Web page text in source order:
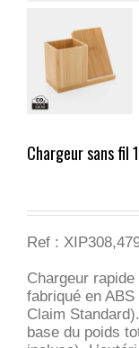
Chargeur sans fil
Ref :
Chargeur
fabriqué en
Claim
base du poids